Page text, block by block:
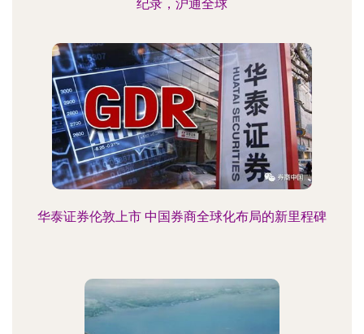
纪录，沪通全球
华泰证券伦敦上市 中国券商全球化布局的新里程碑